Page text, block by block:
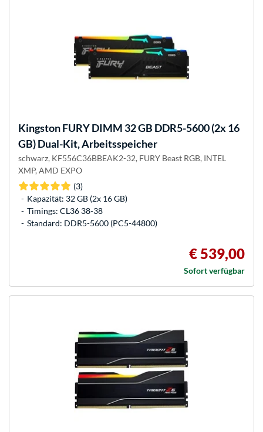
Kingston FURYDIMM 32 GB DDR5-5600 (2x 16
GB) Dual-Kit, Arbeitsspeicher
schwarz, KF556C36BBEAK2-32, FURY Beast RGB, INTEL
XMP, AMD EXPO
(3)
Kapazität: 32 GB (2x 16 GB)
Timings: CL36 38-38
Standard: DDR5-5600 (PC5-44800)
€ 539,00
Sofort verfügbar